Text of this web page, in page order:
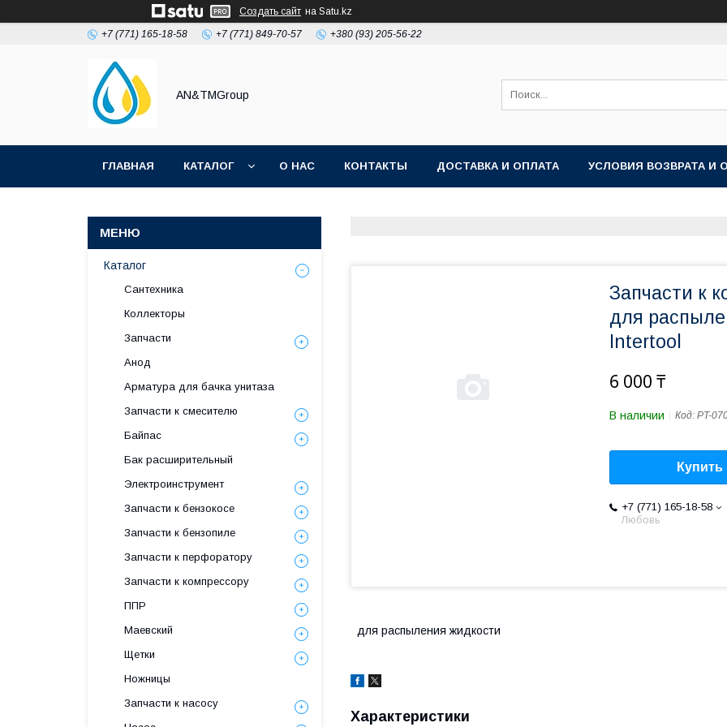
Создать сайт на Satu.kz
+7 (771) 165-18-58 +7 (771) 849-70-57 +380 (93) 205-56-22
AN&TMGroup
ГЛАВНАЯ КАТАЛОГ О НАС КОНТАКТЫ ДОСТАВКА И ОПЛАТА УСЛОВИЯ ВОЗВРАТА И
Запчасти к
для
Intertool
6 000 ₸
В наличии Код: PT-
Купить
+7 (771) 165-18-58
Любовь
для распыления жидкости
Характеристики
Каталог
Сантехника
Коллекторы
Запчасти
Анод
Арматура для бачка унитаза
Запчасти к смесителю
Байпас
Бак расширительный
Электроинструмент
Запчасти к бензокосе
Запчасти к бензопиле
Запчасти к перфоратору
Запчасти к компрессору
ППР
Маевский
Щетки
Ножницы
Запчасти к насосу